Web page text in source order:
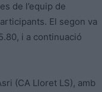
de l’equip de
El segon va
i a continuació
(CA Lloret LS), amb